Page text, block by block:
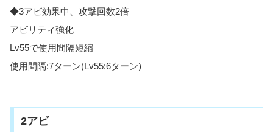
◆3アビ効果中、攻撃回数2倍
アビリティ強化
Lv55で使用間隔短縮
使用間隔:7ターン(Lv55:6ターン)
2アビ